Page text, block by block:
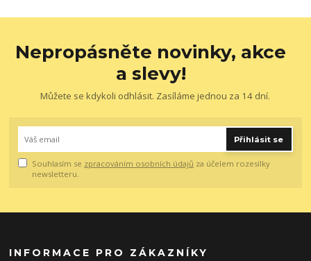
Nepropásněte novinky, akce
a slevy!
Můžete se kdykoli odhlásit. Zasíláme jednou za 14 dní.
Přihlásit se
Souhlasím se zpracováním osobních údajů za účelem rozesílky
newsletteru.
INFORMACE PRO ZÁKAZNÍKY